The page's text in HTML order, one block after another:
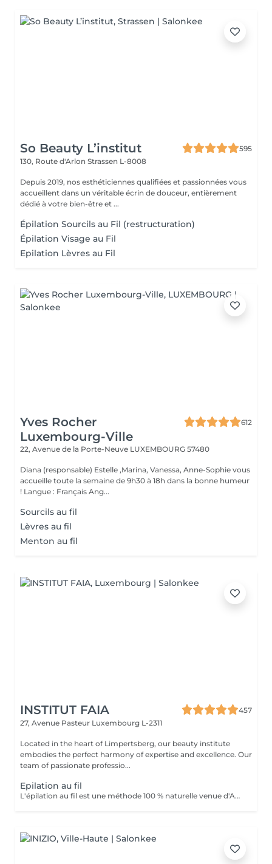
So Beauty L’institut
595
130, Route d'Arlon Strassen L-8008
Depuis 2019, nos esthéticiennes qualifiées et passionnées vous
accueillent dans un véritable écrin de douceur, entièrement
dédié à votre bien-être et ...
Épilation Sourcils au Fil (restructuration)
Épilation Visage au Fil
Epilation Lèvres au Fil
Yves Rocher
Luxembourg-Ville
612
22, Avenue de la Porte-Neuve LUXEMBOURG 57480
Diana (responsable) Estelle ,Marina, Vanessa, Anne-Sophie vous
accueille toute la semaine de 9h30 à 18h dans la bonne humeur
! Langue : Français Ang...
Sourcils au fil
Lèvres au fil
Menton au fil
INSTITUT FAIA
457
27, Avenue Pasteur Luxembourg L-2311
Located in the heart of Limpertsberg, our beauty institute
embodies the perfect harmony of expertise and excellence. Our
team of passionate professio...
Epilation au fil
L'épilation au fil est une méthode 100 % naturelle venue d'Asie et du Moyen-Orient. Elle consiste à utiliser un fil de coton torsadé pour retirer le poil à la racine avec une grande précision. Idéale pour les zones sensibles du visage (sourcils, lèvre, menton, joues...), cette technique est douce, hygiénique et adaptée à tous les types de peau, même les plus réactives. Le fil permet de dessiner des lignes nettes et parfaitement définies tout en évitant les irritations souvent causées par la cire ou la pince. * Les avantages: Résultat net et précis Repousse plus lente et plus fine Méthode naturelle, sans produit chimique Moins de risque de poils incarnés Convient aux peaux sensibles